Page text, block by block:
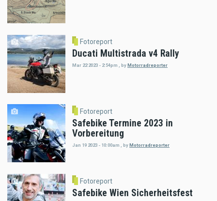
Fotoreport
Ducati Multistrada v4 Rally
Mar 22 2023 - 2:54pm , by Motorradreporter
Fotoreport
Safebike Termine 2023 in
Vorbereitung
Jan 19 2023 - 10:00am byMotorradreporter
Fotoreport
Safebike Wien Sicherheitsfest